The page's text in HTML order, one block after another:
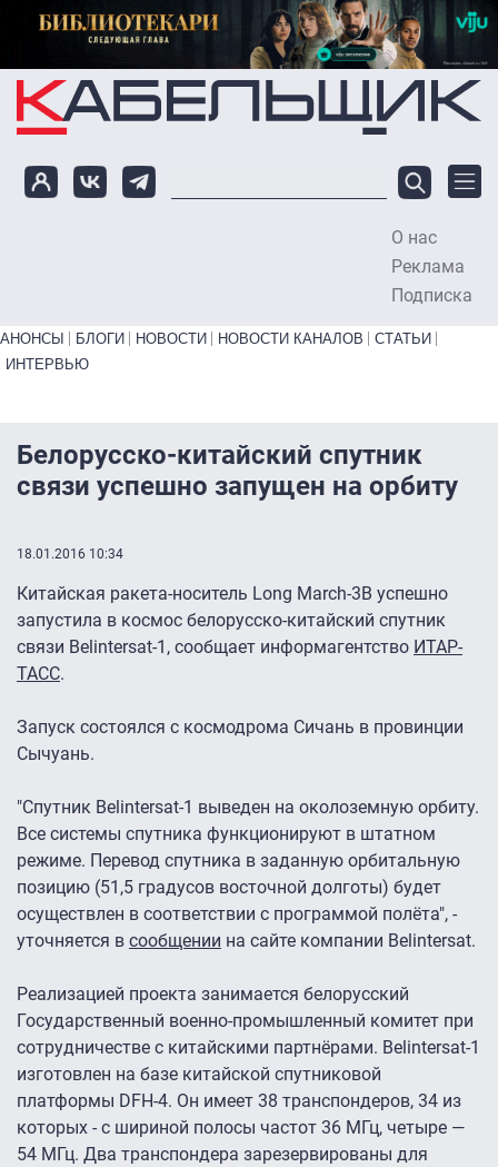
Перейти к основному содержанию
О нас
Реклама
Подписка
Primary links bottom
АНОНСЫ БЛОГИ НОВОСТИ НОВОСТИ КАНАЛОВ
СТАТЬИ
ИНТЕРВЬЮ
Белорусско-китайский спутник
связи успешно запущен на орбиту
18.01.2016 10:34
Китайская ракета-носитель Long March-3B успешно
запустила в космос белорусско-китайский спутник
связи Belintersat-1, сообщает информагентство ИТАР-
ТАСС.
Запуск состоялся с космодрома Сичань в провинции
Сычуань.
"Спутник Belintersat-1 выведен на околоземную орбиту.
Все системы спутника функционируют в штатном
режиме. Перевод спутника в заданную орбитальную
позицию (51,5 градусов восточной долготы) будет
осуществлен в соответствии с программой полёта", -
уточняется в сообщении на сайте компании Belintersat.
Реализацией проекта занимается белорусский
Государственный военно-промышленный комитет при
сотрудничестве с китайскими партнёрами. Belintersat-1
изготовлен на базе китайской спутниковой
платформы DFH-4. Он имеет 38 транспондеров, 34 из
которых - с шириной полосы частот 36 МГц, четыре —
54 МГц. Два транспондера зарезервированы для